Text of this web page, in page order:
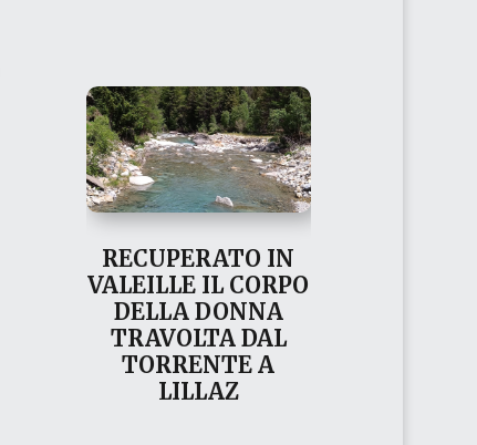
RECUPERATO IN
VALEILLE IL CORPO
DELLA DONNA
TRAVOLTA DAL
TORRENTE A
LILLAZ